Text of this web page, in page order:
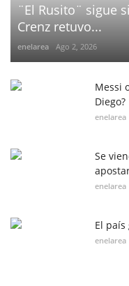
¨El Rusito¨ sigue
Crenz retuvo...
enelarea Ago 2, 2026
Messi
Diego?
enelarea
Se
enelarea
El país
enelarea